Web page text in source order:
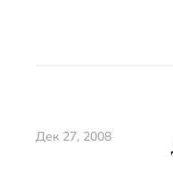
Дек 27, 2008